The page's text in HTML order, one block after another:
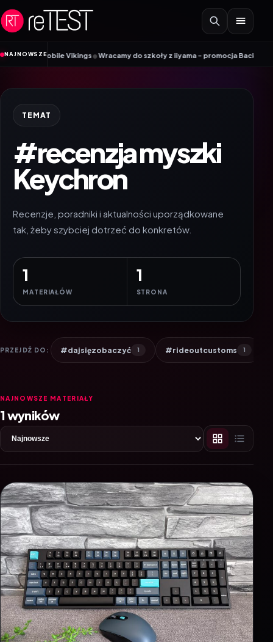
Przejdź do treści
NAJNOWSZE
Mobile Vikings•Wracamy do szkoły z iiyama – promocja Back to School
TEMAT
#recenzja myszki
Keychron
Recenzje, poradniki i aktualności uporządkowane
tak, żeby szybciej dotrzeć do konkretów.
1
MATERIAŁÓW
1
STRONA
PRZEJDŹ DO: #dajsięzobaczyć 1 #rideoutcustoms 1
NAJNOWSZE MATERIAŁY
1 wyników